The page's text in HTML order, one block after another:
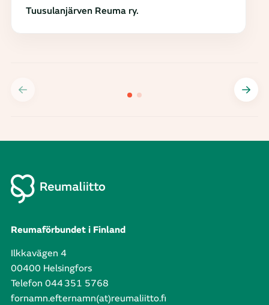
Tuusulanjärven Reuma ry.
Reumaförbundet i Finland
Ilkkavägen 4
00400 Helsingfors
Telefon 044 351 5768
fornamn.efternamn(at)reumaliitto.fi